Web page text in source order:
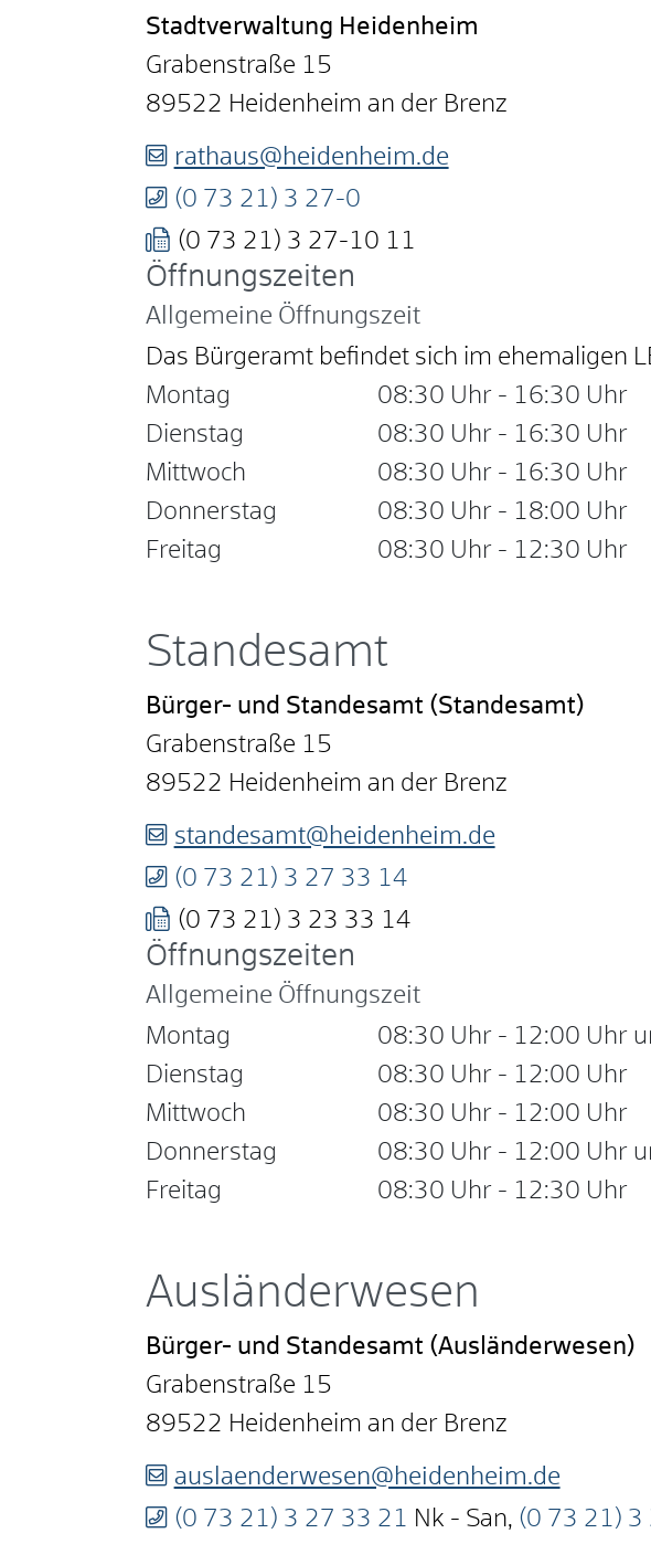
Stadtverwaltung Heidenheim
Grabenstraße 15
89522 Heidenheim an der Brenz
rathaus@heidenheim.de
(0 73 21) 3 27-0
(0 73 21) 3 27-10 11
Öffnungszeiten
Allgemeine Öffnungszeit
Das Bürgeramt befindet sich im ehemaligen
Montag
08:30 Uhr - 16:30 Uhr
Dienstag
08:30 Uhr - 16:30 Uhr
Mittwoch
08:30 Uhr - 16:30 Uhr
Donnerstag
08:30 Uhr - 18:00 Uhr
Freitag
08:30 Uhr - 12:30 Uhr
Standesamt
Bürger- und Standesamt (Standesamt)
Grabenstraße 15
89522 Heidenheim an der Brenz
standesamt@heidenheim.de
(0 73 21) 3 27 33 14
(0 73 21) 3 23 33 14
Öffnungszeiten
Allgemeine Öffnungszeit
Montag
08:30 Uhr - 12:00 Uhr
Dienstag
08:30 Uhr - 12:00 Uhr
Mittwoch
08:30 Uhr - 12:00 Uhr
Donnerstag
08:30 Uhr - 12:00 Uhr
Freitag
08:30 Uhr - 12:30 Uhr
Ausländerwesen
Bürger- und Standesamt (Ausländerwesen)
Grabenstraße 15
89522 Heidenheim an der Brenz
auslaenderwesen@heidenheim.de
(0 73 21) 3 27 33 21 Nk - San, (0 73 21) 3